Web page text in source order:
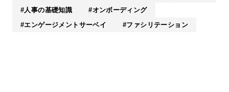
人事の基礎知識
オンボーディング
エンゲージメントサーベイ
ファシリテーション